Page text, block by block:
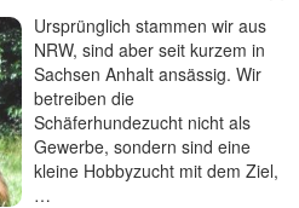
Ursprünglich stammen wir aus
NRW, sind aber seit kurzem in
Sachsen Anhalt ansässig. Wir
betreiben die
Schäferhundezucht nicht als
Gewerbe, sondern sind eine
kleine Hobbyzucht mit dem Ziel,
…